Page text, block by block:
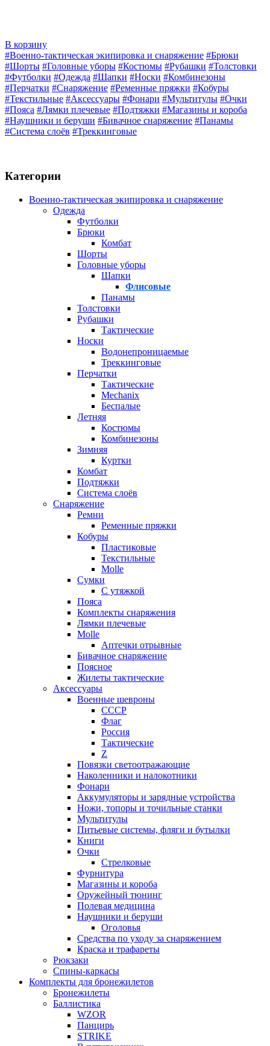
В корзину
#Военно-тактическая экипировка и снаряжение #Брюки
#Шорты #Головные уборы #Костюмы #Рубашки #Толстовки
#Футболки #Одежда #Шапки #Носки #Комбинезоны
#Перчатки #Снаряжение #Ременные пряжки #Кобуры
#Текстильные #Аксессуары #Фонари #Мультитулы #Очки
#Пояса #Лямки плечевые #Подтяжки #Магазины и короба
#Наушники и беруши #Бивачное снаряжение #Панамы
#Система слоёв #Треккинговые
Категории
Военно-тактическая экипировка и снаряжение
Одежда
Футболки
Брюки
Комбат
Шорты
Головные уборы
Шапки
Флисовые
Панамы
Толстовки
Рубашки
Тактические
Носки
Водонепроницаемые
Треккинговые
Перчатки
Тактические
Mechanix
Беспалые
Летняя
Костюмы
Комбинезоны
Зимняя
Куртки
Комбат
Подтяжки
Система слоёв
Снаряжение
Ремни
Ременные пряжки
Кобуры
Пластиковые
Текстильные
Molle
Сумки
С утяжкой
Пояса
Комплекты снаряжения
Лямки плечевые
Molle
Аптечки отрывные
Бивачное снаряжение
Поясное
Жилеты тактические
Аксессуары
Военные шевроны
СССР
Флаг
Россия
Тактические
Z
Повязки светоотражающие
Наколенники и налокотники
Фонари
Аккумуляторы и зарядные устройства
Ножи, топоры и точильные станки
Мультитулы
Питьевые системы, фляги и бутылки
Книги
Очки
Стрелковые
Фурнитура
Магазины и короба
Оружейный тюнинг
Полевая медицина
Наушники и беруши
Оголовья
Средства по уходу за снаряжением
Краска и трафареты
Рюкзаки
Спины-каркасы
Комплекты для бронежилетов
Бронежилеты
Баллистика
WZOR
Панцирь
STRIKE